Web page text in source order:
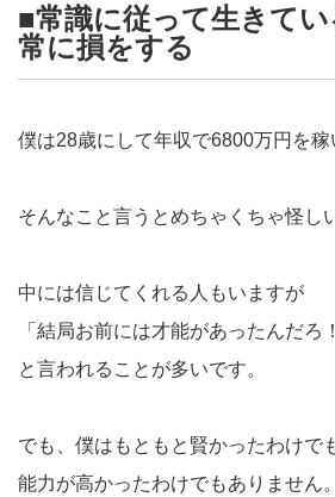
■常識に従って生きて
常に損をする
僕は28歳にして年収で6800万円を稼
そんなこと言うとめちゃくちゃ怪し
中には信じてくれる人もいますが
「結局お前には才能があったんだろ
と言われることが多いです。
でも、僕はもともと賢かったわけで
能力が高かったわけでもありません。